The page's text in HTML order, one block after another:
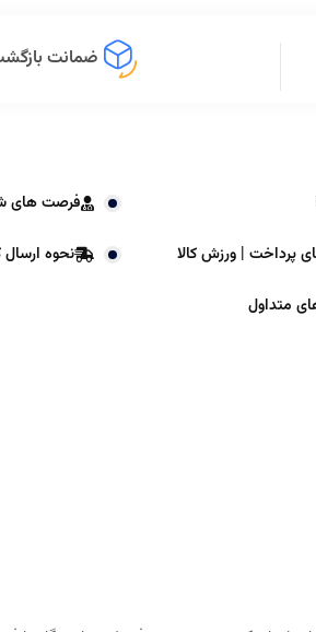
ضمانت
فرصت های
پرداخت | ورزش کالا نحوه ارسال
متداول